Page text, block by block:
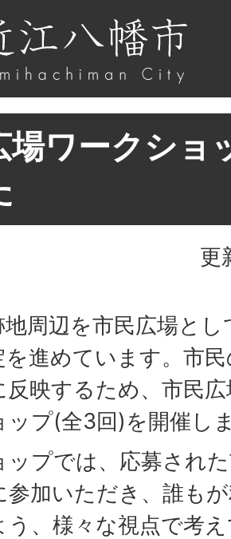
場ワークショ
更
周辺を市民広場と
を進めています。市
反映するため、市民
ップ(全3回)を開催し
ップでは、応募され
参加いただき、誰も
う、様々な視点で考